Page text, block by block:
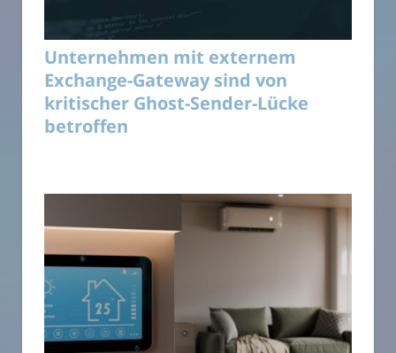
Unternehmen mit externem
Exchange-Gateway sind von
kritischer Ghost-Sender-Lücke
betroffen